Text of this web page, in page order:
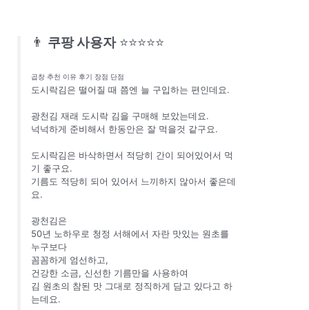
👨 쿠팡 사용자 ⭐⭐⭐⭐⭐
곱창 추천 이유 후기 장점 단점
도시락김은 떨어질 때 쯤엔 늘 구입하는 편인데요.
광천김 재래 도시락 김을 구매해 보았는데요.
넉넉하게 준비해서 한동안은 잘 먹을것 같구요.
도시락김은 바삭하면서 적당히 간이 되어있어서 먹
기 좋구요.
기름도 적당히 되어 있어서 느끼하지 않아서 좋은데
요.
광천김은
50년 노하우로 청정 서해에서 자란 맛있는 원초를
누구보다
꼼꼼하게 엄선하고,
건강한 소금, 신선한 기름만을 사용하여
김 원초의 참된 맛 그대로 정직하게 담고 있다고 하
는데요.